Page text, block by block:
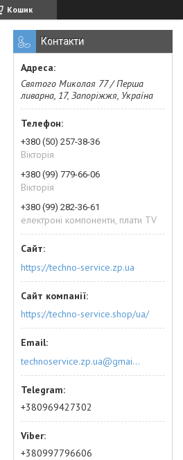
Кошик
Контакти
Святого Миколая 77 / Перша
ливарна, 17, Запоріжжя, Україна
+380 (50) 257-38-36
Вікторія
+380 (99) 779-66-06
Вікторія
+380 (99) 282-36-61
електроні компоненти, плати TV
https://techno-service.zp.ua
https://techno-service.shop/ua/
technoservice.zp.ua@gmail.com
+380969427302
+380997796606